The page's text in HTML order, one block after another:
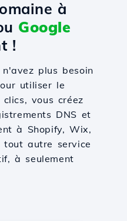
à
Google
!
plus besoin
utiliser le
vous créez
DNS et
à Shopify, Wix,
tout autre service
à seulement